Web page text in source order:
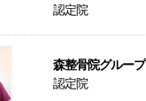
認定院
森整骨院グループ
認定院